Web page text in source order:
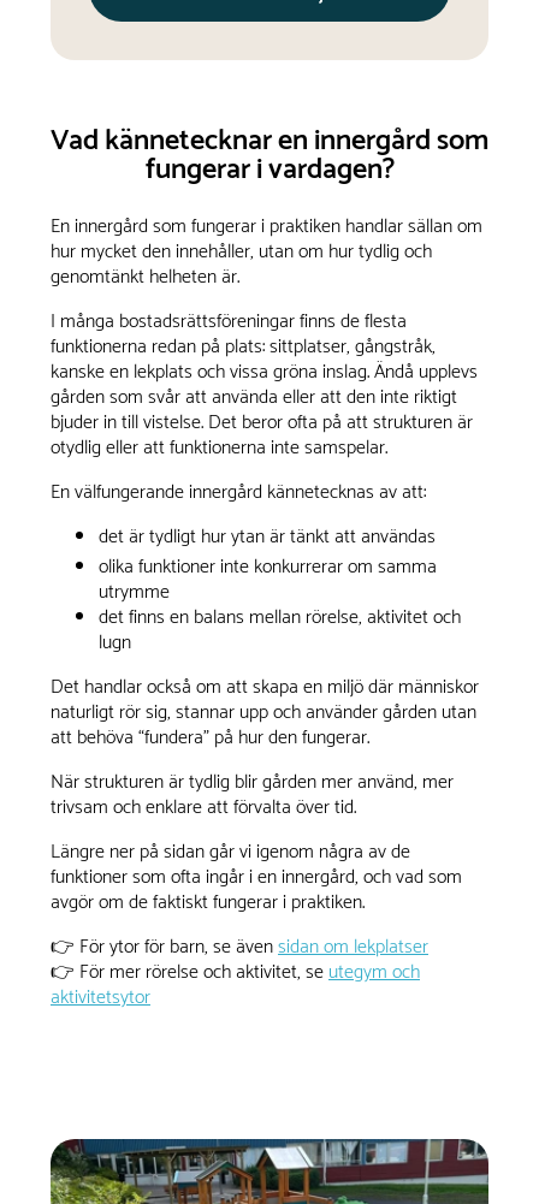
Vad kännetecknar en innergård som
fungerar i vardagen?
En innergård som fungerar i praktiken handlar sällan om
hur mycket den innehåller, utan om hur tydlig och
genomtänkt helheten är.
I många bostadsrättsföreningar finns de flesta
funktionerna redan på plats: sittplatser, gångstråk,
kanske en lekplats och vissa gröna inslag. Ändå upplevs
gården som svår att använda eller att den inte riktigt
bjuder in till vistelse. Det beror ofta på att strukturen är
otydlig eller att funktionerna inte samspelar.
En välfungerande innergård kännetecknas av att:
det är tydligt hur ytan är tänkt att användas
olika funktioner inte konkurrerar om samma
utrymme
det finns en balans mellan rörelse, aktivitet och
lugn
Det handlar också om att skapa en miljö där människor
naturligt rör sig, stannar upp och använder gården utan
att behöva “fundera” på hur den fungerar.
När strukturen är tydlig blir gården mer använd, mer
trivsam och enklare att förvalta över tid.
Längre ner på sidan går vi igenom några av de
funktioner som ofta ingår i en innergård, och vad som
avgör om de faktiskt fungerar i praktiken.
👉 För ytor för barn, se ävensidan om lekplatser
👉 För mer rörelse och aktivitet, seutegym och
aktivitetsytor